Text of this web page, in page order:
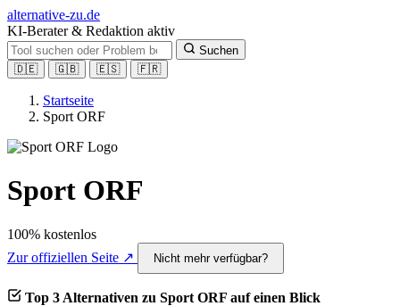
alternative-zu.de
KI-Berater & Redaktion aktiv
Suchen
🇩🇪
🇬🇧 🇪🇸 🇫🇷
Startseite
Sport ORF
Sport ORF
100% kostenlos
Zur offiziellen Seite ↗
Nicht mehr verfügbar?
Top 3 Alternativen zu Sport ORF auf einen Blick